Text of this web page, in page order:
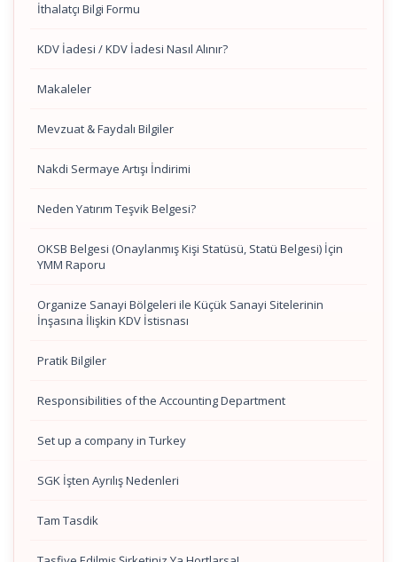
İthalatçı Bilgi Formu
KDV İadesi / KDV İadesi Nasıl Alınır?
Makaleler
Mevzuat & Faydalı Bilgiler
Nakdi Sermaye Artışı İndirimi
Neden Yatırım Teşvik Belgesi?
OKSB Belgesi (Onaylanmış Kişi Statüsü, Statü Belgesi) İçin
YMM Raporu
Organize Sanayi Bölgeleri ile Küçük Sanayi Sitelerinin
İnşasına İlişkin KDV İstisnası
Pratik Bilgiler
Responsibilities of the Accounting Department
Set up a company in Turkey
SGK İşten Ayrılış Nedenleri
Tam Tasdik